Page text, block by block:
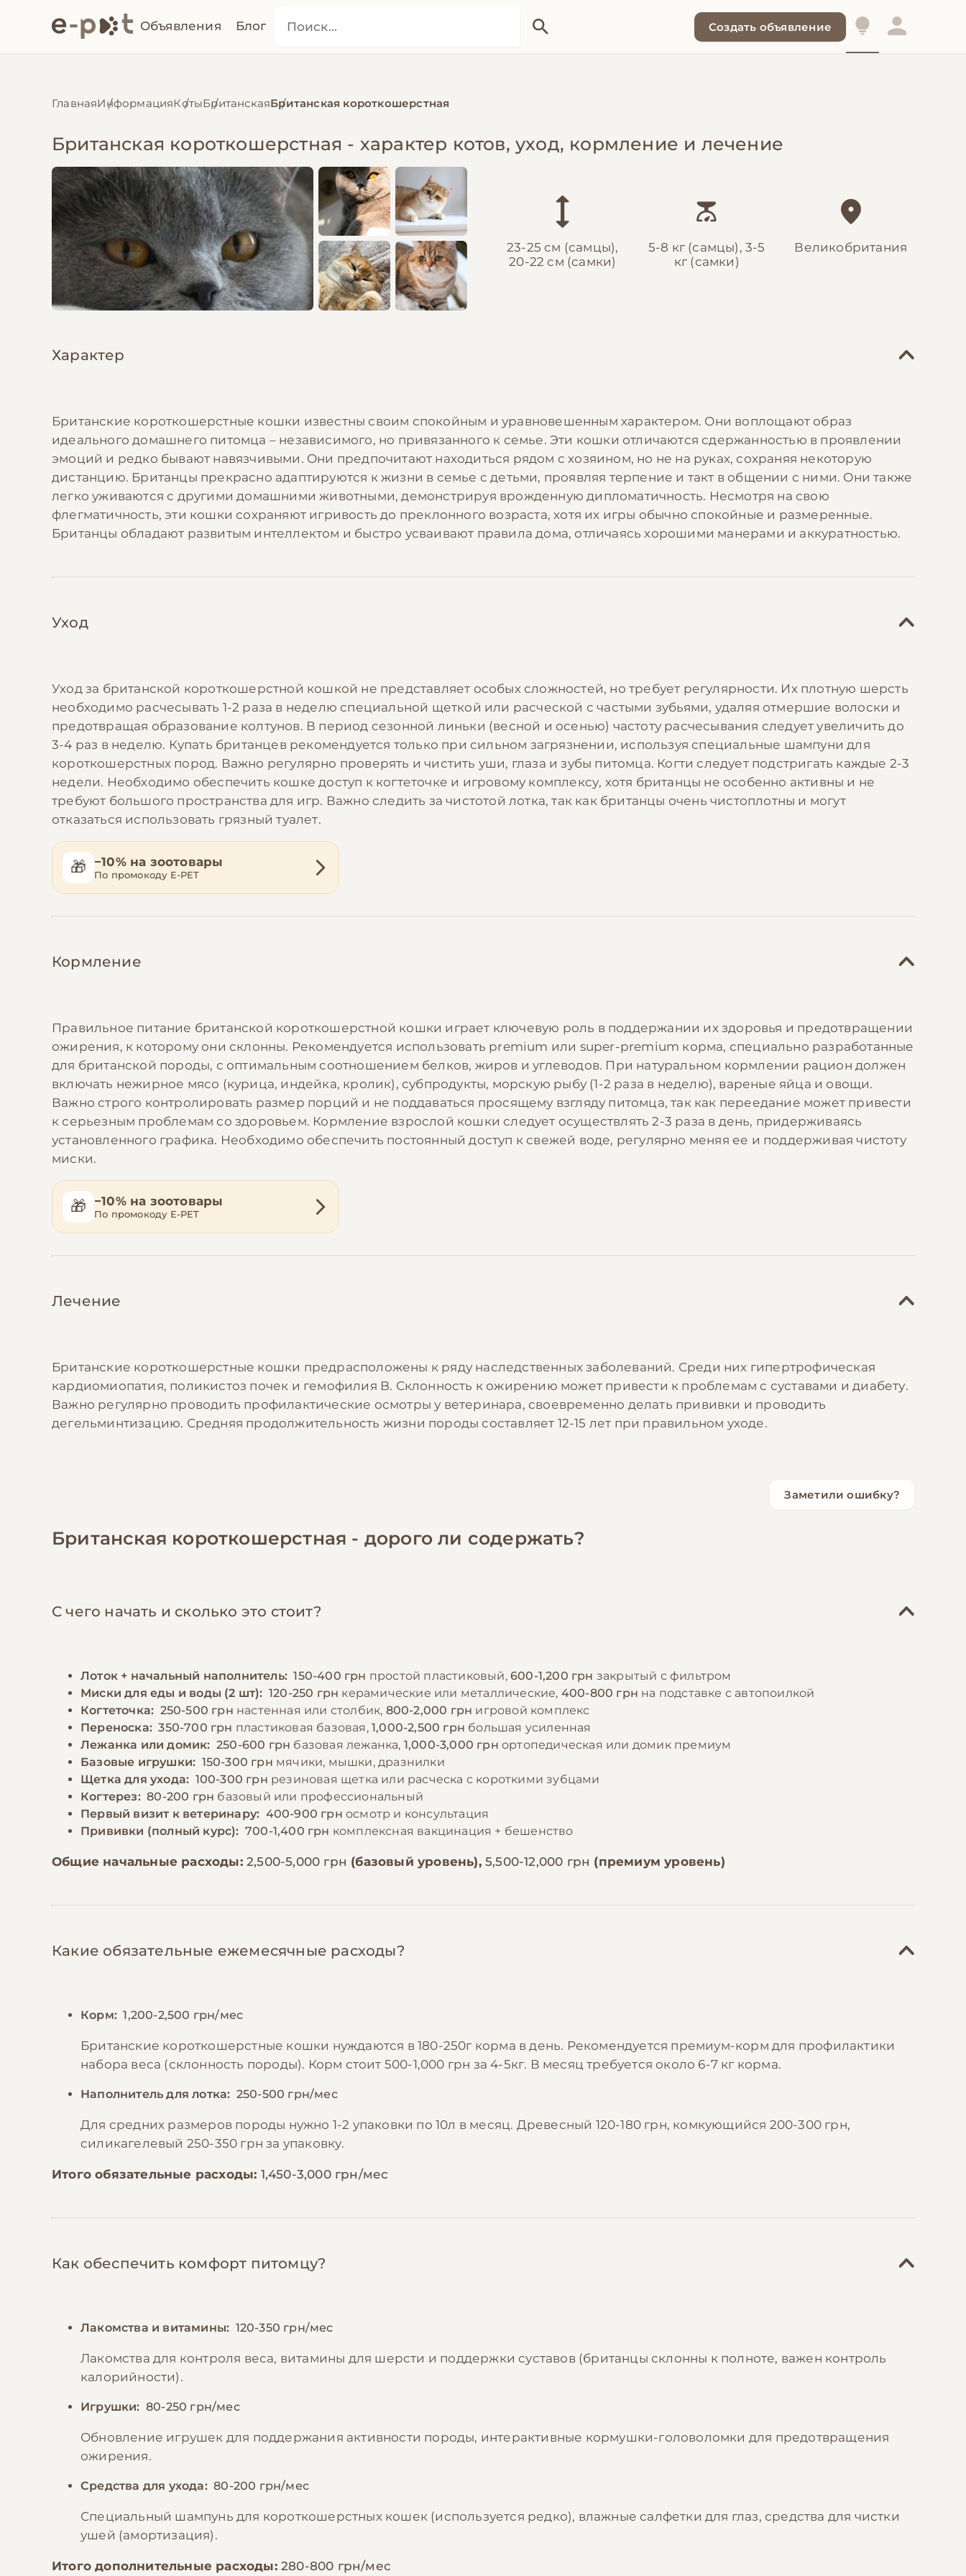
Объявления Блог Создать объявление
ГлавнаяИнформацияКотыБританскаяБританская короткошерстная
Британская короткошерстная - характер котов, уход, кормление и лечение
23-25 см (самцы),
20-22 см (самки)
5-8 кг (самцы), 3-5
кг (самки)
Великобритания
Характер
Британские короткошерстные кошки известны своим спокойным и уравновешенным характером. Они воплощают образ
идеального домашнего питомца – независимого, но привязанного к семье. Эти кошки отличаются сдержанностью в проявлении
эмоций и редко бывают навязчивыми. Они предпочитают находиться рядом с хозяином, но не на руках, сохраняя некоторую
дистанцию. Британцы прекрасно адаптируются к жизни в семье с детьми, проявляя терпение и такт в общении с ними. Они также
легко уживаются с другими домашними животными, демонстрируя врожденную дипломатичность. Несмотря на свою
флегматичность, эти кошки сохраняют игривость до преклонного возраста, хотя их игры обычно спокойные и размеренные.
Британцы обладают развитым интеллектом и быстро усваивают правила дома, отличаясь хорошими манерами и аккуратностью.
Уход
Уход за британской короткошерстной кошкой не представляет особых сложностей, но требует регулярности. Их плотную шерсть
необходимо расчесывать 1-2 раза в неделю специальной щеткой или расческой с частыми зубьями, удаляя отмершие волоски и
предотвращая образование колтунов. В период сезонной линьки (весной и осенью) частоту расчесывания следует увеличить до
3-4 раз в неделю. Купать британцев рекомендуется только при сильном загрязнении, используя специальные шампуни для
короткошерстных пород. Важно регулярно проверять и чистить уши, глаза и зубы питомца. Когти следует подстригать каждые 2-3
недели. Необходимо обеспечить кошке доступ к когтеточке и игровому комплексу, хотя британцы не особенно активны и не
требуют большого пространства для игр. Важно следить за чистотой лотка, так как британцы очень чистоплотны и могут
отказаться использовать грязный туалет.
🎁 −10% на зоотовары
По промокоду E-PET
Кормление
Правильное питание британской короткошерстной кошки играет ключевую роль в поддержании их здоровья и предотвращении
ожирения, к которому они склонны. Рекомендуется использовать premium или super-premium корма, специально разработанные
для британской породы, с оптимальным соотношением белков, жиров и углеводов. При натуральном кормлении рацион должен
включать нежирное мясо (курица, индейка, кролик), субпродукты, морскую рыбу (1-2 раза в неделю), вареные яйца и овощи.
Важно строго контролировать размер порций и не поддаваться просящему взгляду питомца, так как переедание может привести
к серьезным проблемам со здоровьем. Кормление взрослой кошки следует осуществлять 2-3 раза в день, придерживаясь
установленного графика. Необходимо обеспечить постоянный доступ к свежей воде, регулярно меняя ее и поддерживая чистоту
миски.
🎁 −10% на зоотовары
По промокоду E-PET
Лечение
Британские короткошерстные кошки предрасположены к ряду наследственных заболеваний. Среди них гипертрофическая
кардиомиопатия, поликистоз почек и гемофилия B. Склонность к ожирению может привести к проблемам с суставами и диабету.
Важно регулярно проводить профилактические осмотры у ветеринара, своевременно делать прививки и проводить
дегельминтизацию. Средняя продолжительность жизни породы составляет 12-15 лет при правильном уходе.
Заметили ошибку?
Британская короткошерстная - дорого ли содержать?
С чего начать и сколько это стоит?
Лоток + начальный наполнитель: 150-400 грн простой пластиковый,600-1,200 грн закрытый с фильтром
Миски для еды и воды (2 шт): 120-250 грн керамические или металлические, 400-800 грн на подставке с автопоилкой
Когтеточка: 250-500 грн настенная или столбик, 800-2,000 грн игровой комплекс
Переноска: 350-700 грн пластиковая базовая,1,000-2,500 грн большая усиленная
Лежанка или домик: 250-600 грн базовая лежанка, 1,000-3,000 грн ортопедическая или домик премиум
Базовые игрушки: 150-300 грн мячики, мышки, дразнилки
Щетка для ухода: 100-300 грн резиновая щетка или расческа с короткими зубцами
Когтерез: 80-200 грн базовый или профессиональный
Первый визит к ветеринару: 400-900 грн осмотр и консультация
Прививки (полный курс): 700-1,400 грн комплексная вакцинация + бешенство
Общие начальные расходы: 2,500-5,000 грн (базовый уровень), 5,500-12,000 грн (премиум уровень)
Какие обязательные ежемесячные расходы?
Корм: 1,200-2,500 грн/мес
Британские короткошерстные кошки нуждаются в 180-250г корма в день. Рекомендуется премиум-корм для профилактики
набора веса (склонность породы). Корм стоит 500-1,000 грн за 4-5кг. В месяц требуется около 6-7 кг корма.
Наполнитель для лотка: 250-500 грн/мес
Для средних размеров породы нужно 1-2 упаковки по 10л в месяц. Древесный 120-180 грн, комкующийся 200-300 грн,
силикагелевый 250-350 грн за упаковку.
Итого обязательные расходы: 1,450-3,000 грн/мес
Как обеспечить комфорт питомцу?
Лакомства и витамины: 120-350 грн/мес
Лакомства для контроля веса, витамины для шерсти и поддержки суставов (британцы склонны к полноте, важен контроль
калорийности).
Игрушки: 80-250 грн/мес
Обновление игрушек для поддержания активности породы, интерактивные кормушки-головоломки для предотвращения
ожирения.
Средства для ухода: 80-200 грн/мес
Специальный шампунь для короткошерстных кошек (используется редко), влажные салфетки для глаз, средства для чистки
ушей (амортизация).
Итого дополнительные расходы: 280-800 грн/мес